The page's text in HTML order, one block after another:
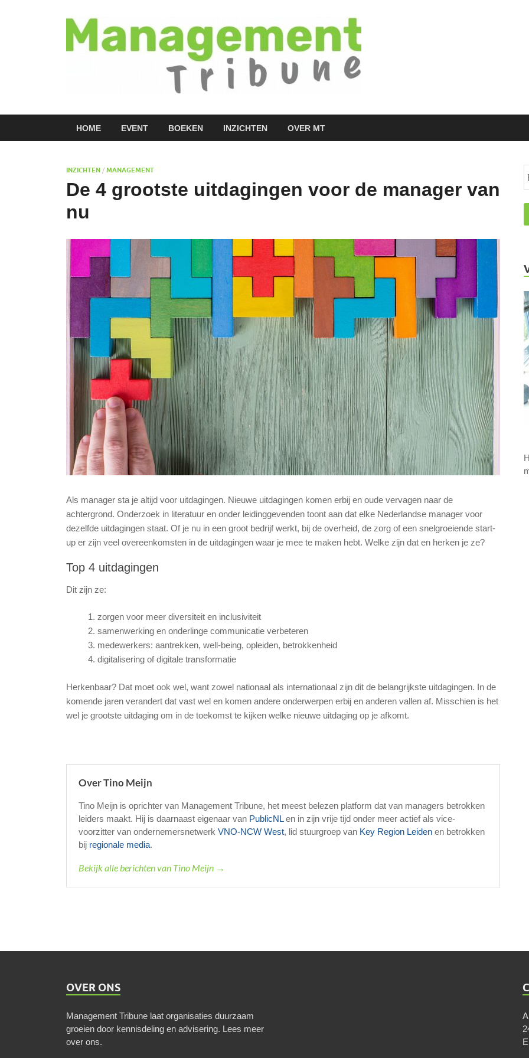
HOME EVENT BOEKEN INZICHTEN OVER MT
INZICHTEN / MANAGEMENT
De 4 grootste uitdagingen voor de manager van
nu
Als manager sta je altijd voor uitdagingen. Nieuwe uitdagingen komen erbij en oude vervagen naar de
achtergrond. Onderzoek in literatuur en onder leidinggevenden toont aan dat elke Nederlandse manager voor
dezelfde uitdagingen staat. Of je nu in een groot bedrijf werkt, bij de overheid, de zorg of een snelgroeiende start-
up er zijn veel overeenkomsten in de uitdagingen waar je mee te maken hebt. Welke zijn dat en herken je ze?
Top 4 uitdagingen
Dit zijn ze:
zorgen voor meer diversiteit en inclusiviteit
samenwerking en onderlinge communicatie verbeteren
medewerkers: aantrekken, well-being, opleiden, betrokkenheid
digitalisering of digitale transformatie
Herkenbaar? Dat moet ook wel, want zowel nationaal als internationaal zijn dit de belangrijkste uitdagingen. In de
komende jaren verandert dat vast wel en komen andere onderwerpen erbij en anderen vallen af. Misschien is het
wel je grootste uitdaging om in de toekomst te kijken welke nieuwe uitdaging op je afkomt.
Over Tino Meijn
Tino Meijn is oprichter van Management Tribune, het meest belezen platform dat van managers betrokken
leiders maakt. Hij is daarnaast eigenaar van PublicNLen in zijn vrije tijd onder meer actief als vice-
voorzitter van ondernemersnetwerk VNO-NCW West, lid stuurgroep van Key Region Leiden en betrokken
bij regionale media.
Bekijk alle berichten van Tino Meijn →
OVER ONS
Management Tribune laat organisaties duurzaam
groeien door kennisdeling en advisering. Lees meer
over ons.
E